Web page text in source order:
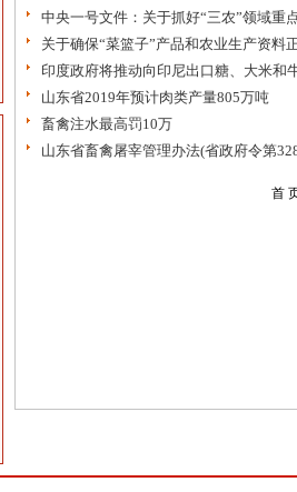
中央一号文件：关于抓好“三农”领域重
关于确保“菜篮子”产品和农业生产资料
印度政府将推动向印尼出口糖、大米和
山东省2019年预计肉类产量805万吨
畜禽注水最高罚10万
山东省畜禽屠宰管理办法(省政府令第
首